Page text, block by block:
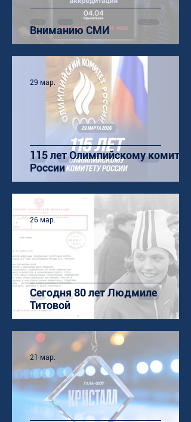
Вниманию СМИ
115 лет Олимпийскому комитету
России
29 мар.
Сегодня 80 лет Людмиле
Титовой
26 мар.
21 мар.